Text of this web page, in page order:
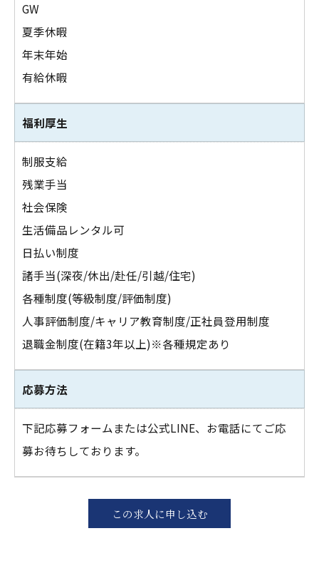
GW
夏季休暇
年末年始
有給休暇
福利厚生
制服支給
残業手当
社会保険
生活備品レンタル可
日払い制度
諸手当(深夜/休出/赴任/引越/住宅)
各種制度(等級制度/評価制度)
人事評価制度/キャリア教育制度/正社員登用制度
退職金制度(在籍3年以上)※各種規定あり
応募方法
下記応募フォームまたは公式LINE、お電話にてご応
募お待ちしております。
この求人に申し込む